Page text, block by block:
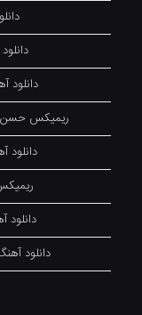
دانلود
ریمیکس حسن
دانلود
دانلود
دانلود